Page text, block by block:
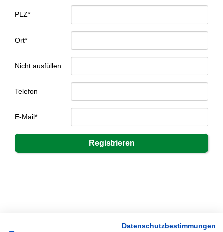
PLZ*
Ort*
Nicht ausfüllen
Telefon
E-Mail*
Datenschutzbestimmungen